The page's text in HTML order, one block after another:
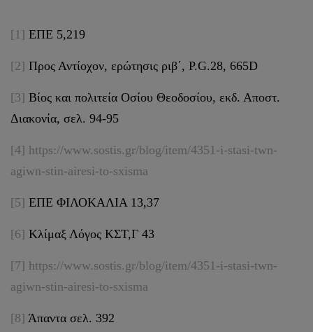
[1] ΕΠΕ 5,219
[2] Προς Αντίοχον, ερώτησις ριβ΄, P.G.28, 665D
[3] Βίος και πολιτεία Οσίου Θεοδοσίου, εκδ. Αποστ.
Διακονία, σελ. 94-95
[4] https://www.sostis.gr/blog/item/4351-i-stasi-twn-
agiwn-stin-airesi-to-sxisma
[5] ΕΠΕ ΦΙΛΟΚΑΛΙΑ 13,37
[6] Κλίμαξ Λόγος ΚΣΤ,Γ 43
[7] https://www.sostis.gr/blog/item/4351-i-stasi-twn-
agiwn-stin-airesi-to-sxisma
[8] Άπαντα σελ. 392